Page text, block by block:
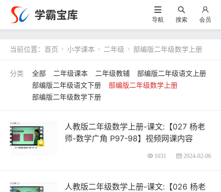
学霸宝库 导航 搜索 会员
当前位置： 首页  小学课本  二年级  部编版二年级数学上册
全部 二年级课本 二年级教辅
部编版二年级语文上册
部编版二年级语文下册
部编版二年级数学上册
部编版二年级数学下册
人教版二年级数学上册-课文:【027 杨老
师-数学广角 P97-98】视频网课内容
1031 2024-02-06
人教版二年级数学上册-课文:【026 杨老